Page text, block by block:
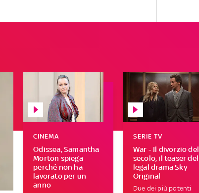
Odissea, Samantha
Morton spiega
perché non ha
lavorato per un
anno
CINEMA
War - Il divorzio del
secolo, il teaser del
legal drama Sky
Original
SERIE TV
Due dei più potenti